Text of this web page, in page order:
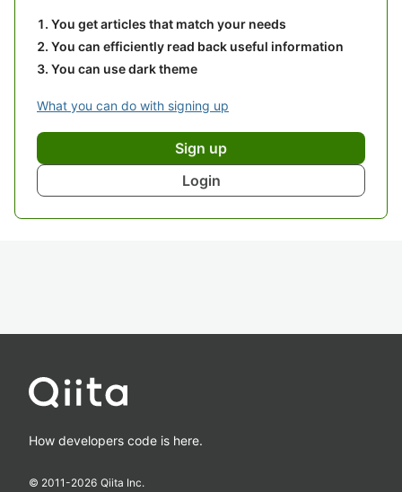
You get articles that match your needs
You can efficiently read back useful information
You can use dark theme
What you can do with signing up
Sign up
Login
How developers code is here.
© 2011-2026 Qiita Inc.